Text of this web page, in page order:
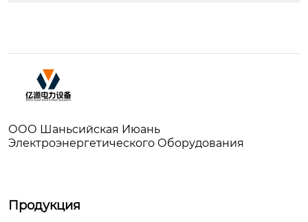
ООО Шаньсийская Июань
Электроэнергетического Оборудования
Продукция